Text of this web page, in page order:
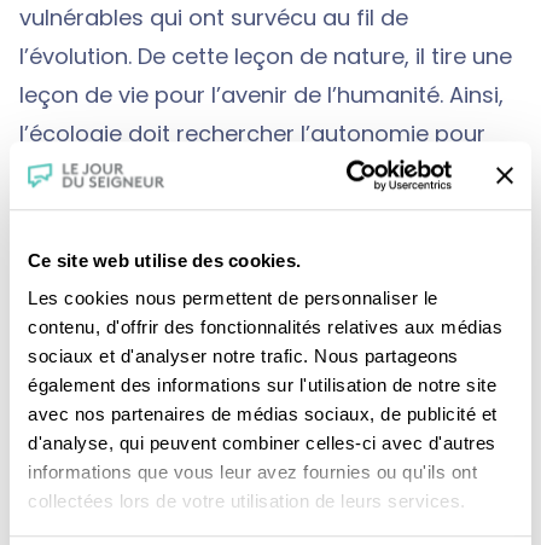
Ce site web utilise des cookies.
Les cookies nous permettent de personnaliser le
contenu, d'offrir des fonctionnalités relatives aux médias
sociaux et d'analyser notre trafic. Nous partageons
également des informations sur l'utilisation de notre site
avec nos partenaires de médias sociaux, de publicité et
d'analyse, qui peuvent combiner celles-ci avec d'autres
informations que vous leur avez fournies ou qu'ils ont
collectées lors de votre utilisation de leurs services.
vulnérables qui ont survécu au fil de
l’évolution. De cette leçon de nature, il tire une
leçon de vie pour l’avenir de l’humanité. Ainsi,
l’écologie doit rechercher l’autonomie pour
permettre de vivre en autarcie car notre
monde puissant est fragile. Jean-Marie Pelt
s’est fait le défenseur, passionné et
compétent, de la nature : il sait, mieux qu’un
autre, combien la nature est riche, diverse,
très bien organisée, précieuse pour l’homme,
est aussi menacée par celui qui devrait en
être le gardien attentionné. Croyant et
écologiste dans l’âme, Jean-Marie Pelt voit